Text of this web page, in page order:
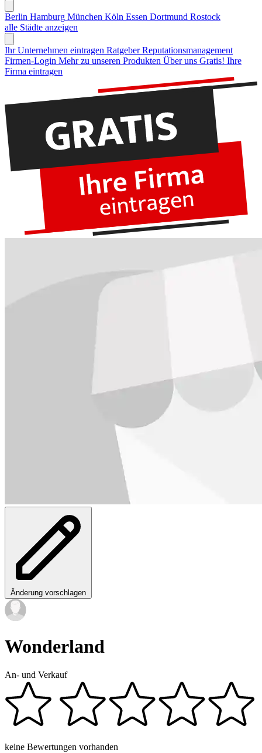
Berlin Hamburg München Köln Essen Dortmund Rostock
alle Städte anzeigen
Ihr Unternehmen eintragen Ratgeber Reputationsmanagement
Firmen-Login Mehr zu unseren Produkten Über uns Gratis! Ihre
Firma eintragen
Änderung vorschlagen
Wonderland
An- und Verkauf
keine Bewertungen vorhanden